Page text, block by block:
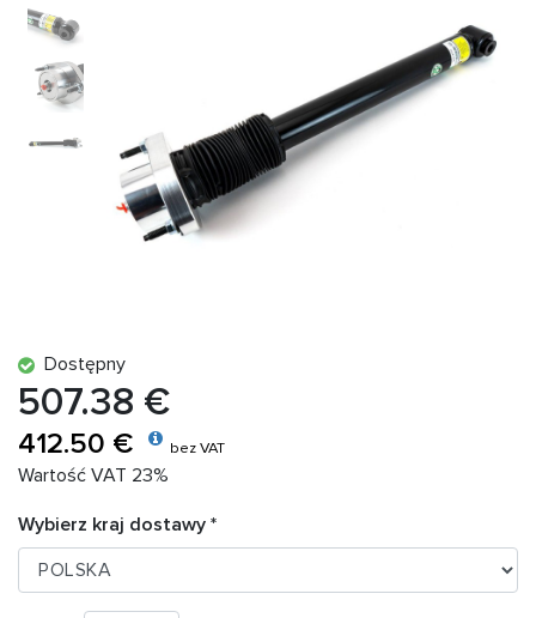
Dostępny
507.38 €
412.50 € bez VAT
Wartość VAT 23%
Wybierz kraj dostawy *